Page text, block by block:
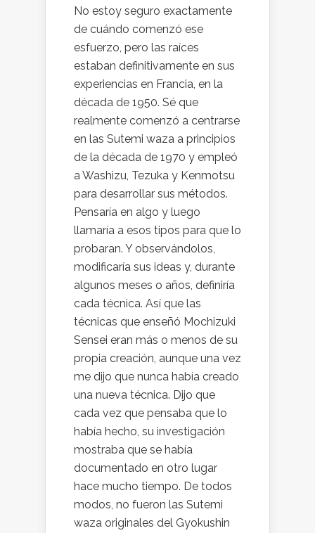
No estoy seguro exactamente
de cuándo comenzó ese
esfuerzo, pero las raíces
estaban definitivamente en sus
experiencias en Francia, en la
década de 1950. Sé que
realmente comenzó a centrarse
en las Sutemi waza a principios
de la década de 1970 y empleó
a Washizu, Tezuka y Kenmotsu
para desarrollar sus métodos.
Pensaría en algo y luego
llamaría a esos tipos para que lo
probaran. Y observándolos,
modificaría sus ideas y, durante
algunos meses o años, definiría
cada técnica. Así que las
técnicas que enseñó Mochizuki
Sensei eran más o menos de su
propia creación, aunque una vez
me dijo que nunca había creado
una nueva técnica. Dijo que
cada vez que pensaba que lo
había hecho, su investigación
mostraba que se había
documentado en otro lugar
hace mucho tiempo. De todos
modos, no fueron las Sutemi
waza originales del Gyokushin